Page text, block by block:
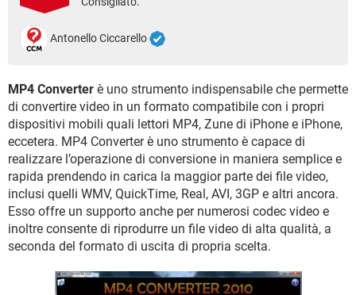
TIKTOK
HARDWARE
Antonello Ciccarello
MP4 Converter è uno strumento indispensabile che permette
di convertire video in un formato compatibile con i propri
dispositivi mobili quali lettori MP4, Zune di iPhone e iPhone,
eccetera. MP4 Converter è uno strumento è capace di
realizzare l’operazione di conversione in maniera semplice e
rapida prendendo in carica la maggior parte dei file video,
inclusi quelli WMV, QuickTime, Real, AVI, 3GP e altri ancora.
Esso offre un supporto anche per numerosi codec video e
inoltre consente di riprodurre un file video di alta qualità, a
seconda del formato di uscita di propria scelta.